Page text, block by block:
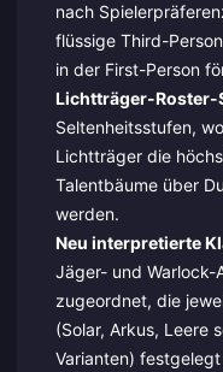
nach
flüssige Third-
in der First-Person
Lichtträger-Roster-
Seltenheitsstufen,
Lichtträger die
Talentbäume über
werden.
Neu interpretierte
Jäger- und
zugeordnet, die
(Solar, Arkus, Leere
Varianten)